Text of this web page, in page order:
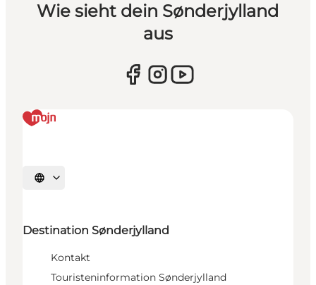
Wie sieht dein Sønderjylland
aus
Sprache auswählen
Destination Sønderjylland
Kontakt
Touristeninformation Sønderjylland